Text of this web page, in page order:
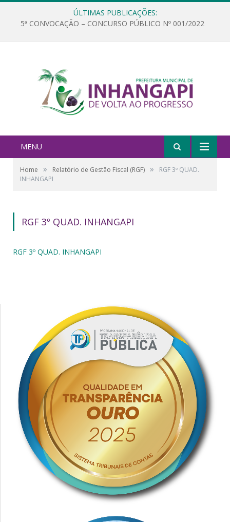
ÚLTIMAS PUBLICAÇÕES:
5ª CONVOCAÇÃO – CONCURSO PÚBLICO Nº 001/2022
MENU
Home » Relatório de Gestão Fiscal (RGF) »
RGF 3º QUAD.
INHANGAPI
RGF 3º QUAD. INHANGAPI
RGF 3º QUAD. INHANGAPI